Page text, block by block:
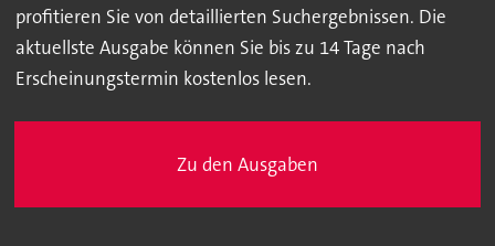
profitieren Sie von detaillierten Suchergebnissen. Die
aktuellste Ausgabe können Sie bis zu 14 Tage nach
Erscheinungstermin kostenlos lesen.
Zu den Ausgaben